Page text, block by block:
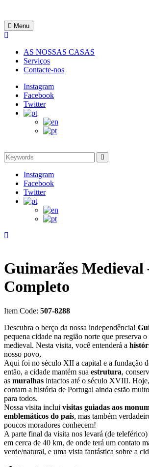
content
Rentinguimarães
Menu
AS NOSSAS CASAS
Serviços
Contacte-nos
Instagram
Facebook
Twitter
Search
for:
Instagram
Facebook
Twitter
Guimarães Medieval
Completo
Item Code: 507-8288
Descubra o berço da nossa independência!
pequena cidade na região norte que preserva
medieval. Nesta visita, você entenderá a
nosso povo,
Aqui foi no século XII a capital e a fundação
então, a cidade mantém sua estrutura,
as muralhas intactos até o século XVIII.
contam a história de Portugal ainda estão
para todos.
Nossa visita inclui visitas guiadas aos
emblemáticos do país, mas também
poucos moradores conhecem!
A parte final da visita nos levará (de
em cerca de 40 km, de onde terá um contato
verde/natural, e uma vista fantástica sobre a